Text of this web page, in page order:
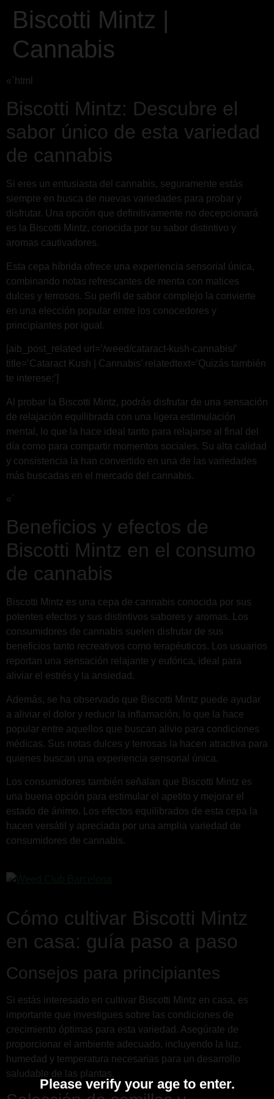
Biscotti Mintz |
Cannabis
«`html
Biscotti Mintz: Descubre el
sabor único de esta variedad
de cannabis
Si eres un entusiasta del cannabis, seguramente estás
siempre en busca de nuevas variedades para probar y
disfrutar. Una opción que definitivamente no decepcionará
es la Biscotti Mintz, conocida por su sabor distintivo y
aromas cautivadores.
Esta cepa híbrida ofrece una experiencia sensorial única,
combinando notas refrescantes de menta con matices
dulces y terrosos. Su perfil de sabor complejo la convierte
en una elección popular entre los conocedores y
principiantes por igual.
[aib_post_related url=’/weed/cataract-kush-cannabis/’
title=’Cataract Kush | Cannabis’ relatedtext=’Quizás también
te interese:’]
Al probar la Biscotti Mintz, podrás disfrutar de una sensación
de relajación equilibrada con una ligera estimulación
mental, lo que la hace ideal tanto para relajarse al final del
día como para compartir momentos sociales. Su alta calidad
y consistencia la han convertido en una de las variedades
más buscadas en el mercado del cannabis.
«`
Beneficios y efectos de
Biscotti Mintz en el consumo
de cannabis
Biscotti Mintz es una cepa de cannabis conocida por sus
potentes efectos y sus distintivos sabores y aromas. Los
consumidores de cannabis suelen disfrutar de sus
beneficios tanto recreativos como terapéuticos. Los usuarios
reportan una sensación relajante y eufórica, ideal para
aliviar el estrés y la ansiedad.
Además, se ha observado que Biscotti Mintz puede ayudar
a aliviar el dolor y reducir la inflamación, lo que la hace
popular entre aquellos que buscan alivio para condiciones
médicas. Sus notas dulces y terrosas la hacen atractiva para
quienes buscan una experiencia sensorial única.
Los consumidores también señalan que Biscotti Mintz es
una buena opción para estimular el apetito y mejorar el
estado de ánimo. Los efectos equilibrados de esta cepa la
hacen versátil y apreciada por una amplia variedad de
consumidores de cannabis.
Cómo cultivar Biscotti Mintz
en casa: guía paso a paso
Consejos para principiantes
Si estás interesado en cultivar Biscotti Mintz en casa, es
importante que investigues sobre las condiciones de
crecimiento óptimas para esta variedad. Asegúrate de
proporcionar el ambiente adecuado, incluyendo la luz,
humedad y temperatura necesarias para un desarrollo
saludable de las plantas.
Please verify your age to enter.